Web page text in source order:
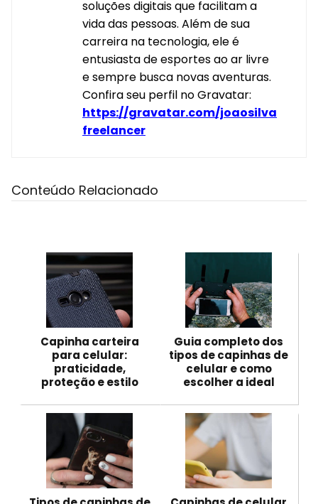
soluções digitais que facilitam a
vida das pessoas. Além de sua
carreira na tecnologia, ele é
entusiasta de esportes ao ar livre
e sempre busca novas aventuras.
Confira seu perfil no Gravatar:
https://gravatar.com/joaosilva
freelancer
Conteúdo Relacionado
Capinha carteira
para celular:
praticidade,
proteção e estilo
Guia completo dos
tipos de capinhas de
celular e como
escolher a ideal